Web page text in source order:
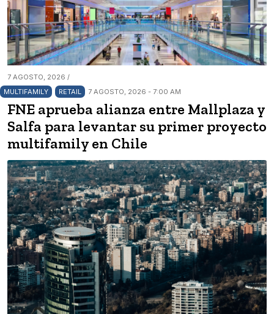
7 AGOSTO, 2026 /
MULTIFAMILY
RETAIL 7 AGOSTO, 2026 - 7:00 AM
FNE aprueba alianza entre Mallplaza y
Salfa para levantar su primer proyecto
multifamily en Chile